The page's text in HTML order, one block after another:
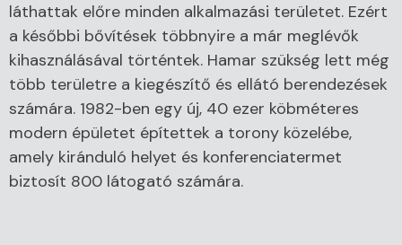
láthattak előre minden alkalmazási területet. Ezért
a későbbi bővítések többnyire a már meglévők
kihasználásával történtek. Hamar szükség lett még
több területre a kiegészítő és ellátó berendezések
számára. 1982-ben egy új, 40 ezer köbméteres
modern épületet építettek a torony közelébe,
amely kiránduló helyet és konferenciatermet
biztosít 800 látogató számára.